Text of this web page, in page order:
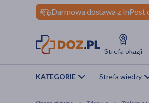
Darmowa dostawa z InPost
Strefa okazji
KATEGORIE Strefa wiedzy